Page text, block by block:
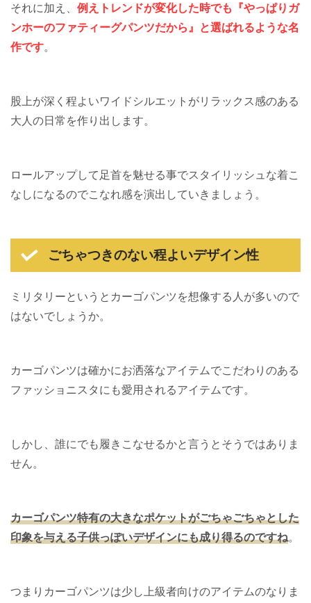
それに加え、 例えトレンドが変化した時でも『やっぱりガ
ンホーのファティーグパンツだから』と選ばれるような名
作です。
股上が深く程よいワイドシルエットがリラックス感のある
大人の日常を作り出します。
ロールアップして足首を魅せる事でスタイリッシュな着こ
なしになるのでこなれ感を演出していきましょう。
ごちゃつきのない程よいデザイン性
ミリタリーというとカーゴパンツを想像する人が多いので
はないでしょうか。
カーゴパンツは確かにお洒落なアイテムでこだわりのある
ファッショニスタにも愛用されるアイテムです。
しかし、誰にでも履きこなせるかと言うとそうではありま
せん。
カーゴパンツ特有の大きなポケットがごちゃごちゃとした
印象を与える子供っぽいデザインにも成り得るのですね。
つまりカーゴパンツは少し上級者向けのアイテムのなりま